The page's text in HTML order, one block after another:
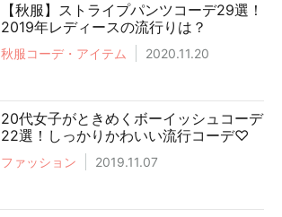
【秋服】ストライプパンツコーデ29選！
2019年レディースの流行りは？
秋服コーデ・アイテム 2020.11.20
20代女子がときめくボーイッシュコーデ
22選！しっかりかわいい流行コーデ♡
ファッション 2019.11.07